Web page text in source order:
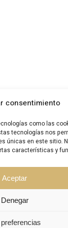
consentimiento
como las
tecnologías nos
únicas en este sitio.
características y
Aceptar
Denegar